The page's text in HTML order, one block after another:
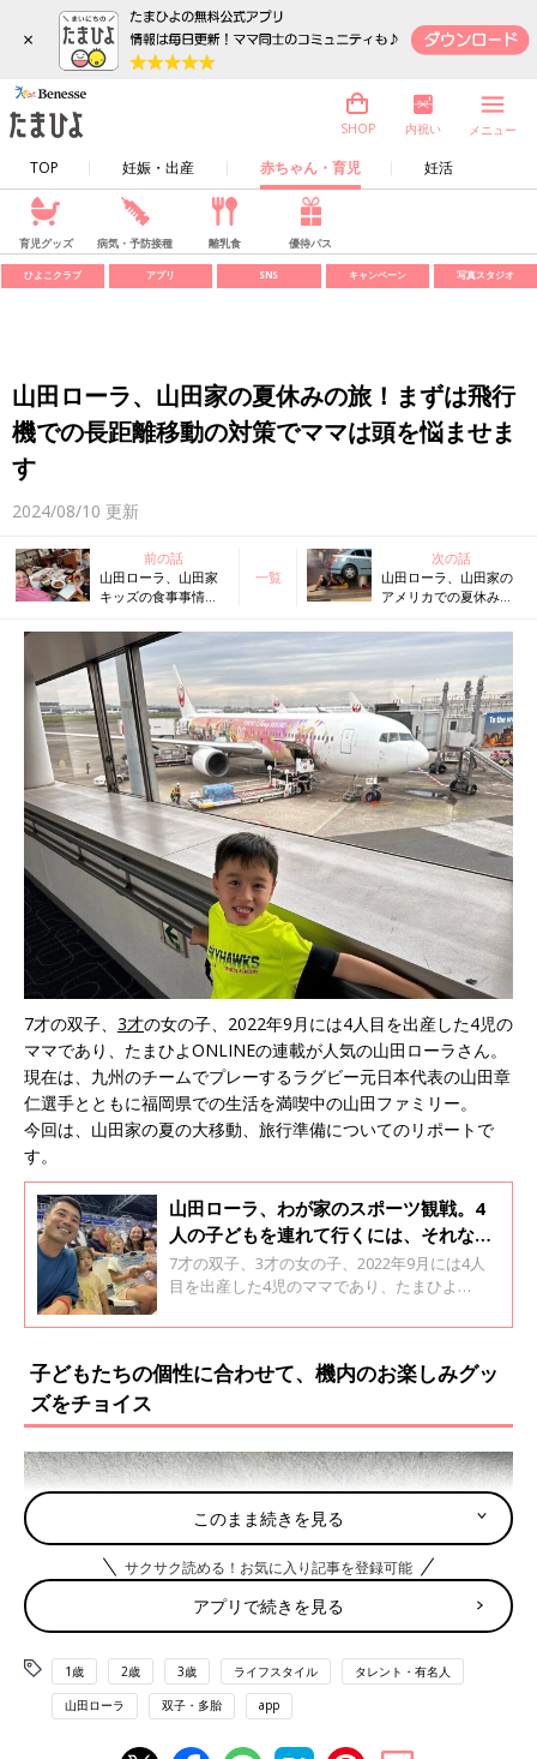
×
TOP 妊娠・出産 赤ちゃん・育児 妊活
SHOP 内祝い メニュー
育児グッズ 病気・予防接種 離乳食 優待パス
ひよこクラブ アプリ SNS キャンペーン 写真スタジオ
山田ローラ、山田家の夏休みの旅！まずは飛行
機での長距離移動の対策でママは頭を悩ませま
す
2024/08/10 更新
前の話
山田ローラ、山田家
キッズの食事事情。
ラ、食べ過ぎ…今で
も食事の時間は闘い
です！
一覧
次の話
山田ローラ、山田家の
アメリカでの夏休み。
見！親にとっても最高
の場所！
7才の双子、 3才の女の子、2022年9月には4人目を出産した4児の
ママであり、たまひよONLINEの連載が人気の山田ローラさん。
現在は、九州のチームでプレーするラグビー元日本代表の山田章
仁選手とともに福岡県での生活を満喫中の山田ファミリー。
今回は、山田家の夏の大移動、旅行準備についてのリポートで
す。
山田ローラ、わが家のスポーツ観戦。4
人の子どもを連れて行くには、それなり
の準備と心構えが必要です
7才の双子、3才の女の子、2022年9月には4人
目を出産した4児のママであり、たまひよ
は、九州のチームでプレーするラグビー元日本
満喫中の山田ファミリー。今回は、子どもたち
ルをリポートしてくれました。
子どもたちの個性に合わせて、機内のお楽しみグッ
ズをチョイス
このまま続きを見る
サクサク読める！お気に入り記事を登録可能
アプリで続きを見る
1歳 2歳 3歳 ライフスタイル タレント・有名人
山田ローラ 双子・多胎 app